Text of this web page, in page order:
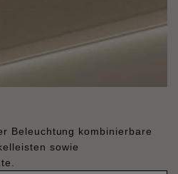
Beleuchtung kombinierbare
sowie